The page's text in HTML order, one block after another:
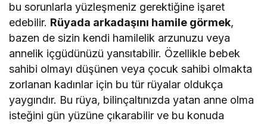
bu sorunlarla yüzleşmeniz gerektiğine işaret
edebilir. Rüyada arkadaşını hamile görmek,
bazen de sizin kendi hamilelik arzunuzu veya
annelik içgüdünüzü yansıtabilir. Özellikle bebek
sahibi olmayı düşünen veya çocuk sahibi olmakta
zorlanan kadınlar için bu tür rüyalar oldukça
yaygındır. Bu rüya, bilinçaltınızda yatan anne olma
isteğini gün yüzüne çıkarabilir ve bu konuda